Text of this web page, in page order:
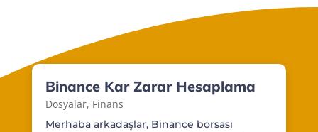
Binance Kar Zarar Hesaplama
Dosyalar, Finans
Merhaba arkadaşlar, Binance borsası